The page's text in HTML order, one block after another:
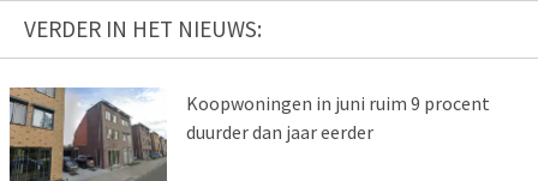
VERDER IN HET NIEUWS:
Koopwoningen in juni ruim 9 procent
duurder dan jaar eerder